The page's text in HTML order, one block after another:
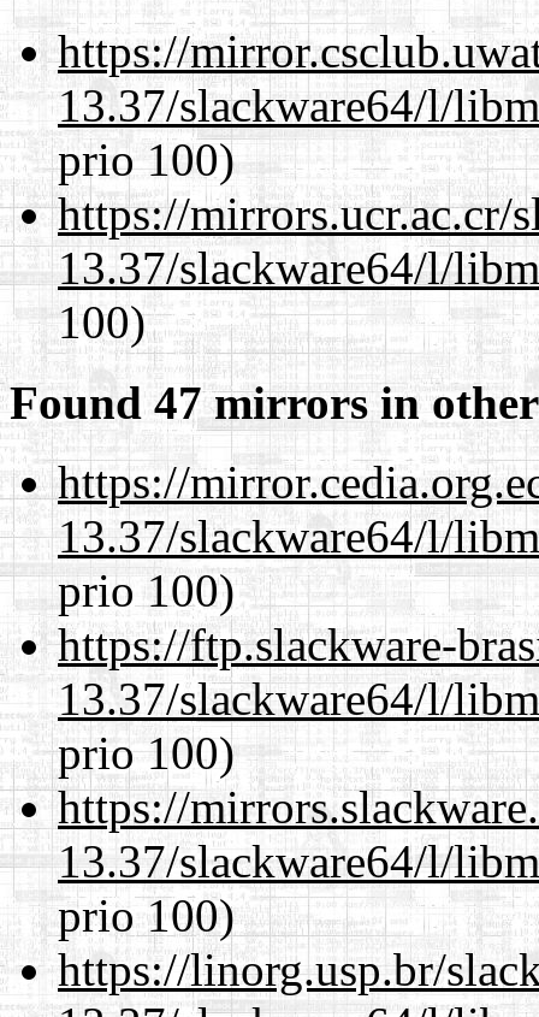
https://
13.37/slackware64/l/
prio 100)
https://mirrors.ucr.ac.cr/
13.37/slackware64/l/
100)
Found 47 mirrors in
https://
13.37/slackware64/l/
prio 100)
https://ftp.slackware-
13.37/slackware64/l/
prio 100)
https://
13.37/slackware64/l/
prio 100)
https://linorg.usp.br/